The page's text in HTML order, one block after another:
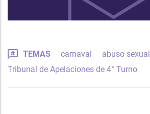
TEMAS carnaval
abuso sexual
Tribunal de Apelaciones de 4° Turno